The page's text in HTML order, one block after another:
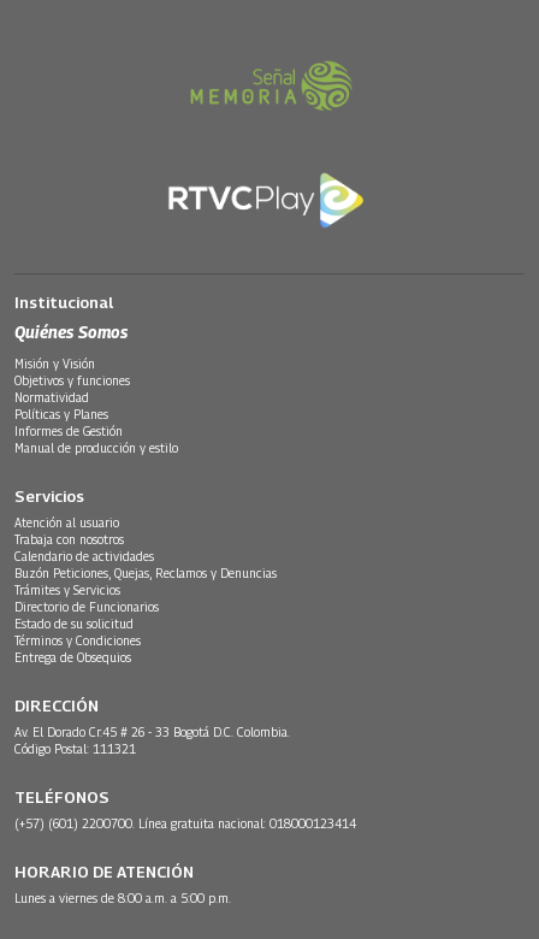
Institucional
Quiénes Somos
Misión y Visión
Objetivos y funciones
Normatividad
Políticas y Planes
Informes de Gestión
Manual de producción y estilo
Servicios
Atención al usuario
Trabaja con nosotros
Calendario de actividades
Buzón Peticiones, Quejas, Reclamos y Denuncias
Trámites y Servicios
Directorio de Funcionarios
Estado de su solicitud
Términos y Condiciones
Entrega de Obsequios
DIRECCIÓN
Av. El Dorado Cr.45 # 26 - 33 Bogotá D.C. Colombia.
Código Postal: 111321
TELÉFONOS
(+57) (601) 2200700. Línea gratuita nacional: 018000123414
HORARIO DE ATENCIÓN
Lunes a viernes de 8:00 a.m. a 5:00 p.m.